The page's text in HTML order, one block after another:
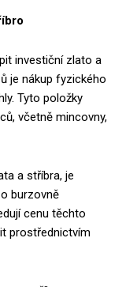
investiční zlato a
je nákup fyzického
Tyto položky
včetně mincovny,
a stříbra, je
burzovně
cenu těchto
prostřednictvím